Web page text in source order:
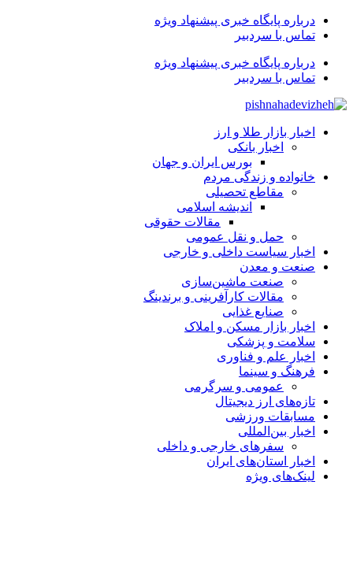
درباره پایگاه خبری پیشنهاد ویژه
تماس با سردبیر
درباره پایگاه خبری پیشنهاد ویژه
تماس با سردبیر
اخبار بازار طلا و ارز
اخبار بانکی
بورس ایران و جهان
خانواده و زندگی مردم
مقاطع تحصیلی
اندیشه اسلامی
مقالات حقوقی
حمل و نقل عمومی
اخبار سیاست داخلی و خارجی
صنعت و معدن
صنعت ماشین‌سازی
مقالات کارآفرینی و برندینگ
صنایع غذایی
اخبار بازار مسکن و املاک
سلامت و پزشکی
اخبار علم و فناوری
فرهنگ و سینما
عمومی و سرگرمی
تازه‌های ارز دیجیتال
مسابقات ورزشی
اخبار بین‌المللی
سفرهای خارجی و داخلی
اخبار استان‌های ایران
لینک‌های ویژه